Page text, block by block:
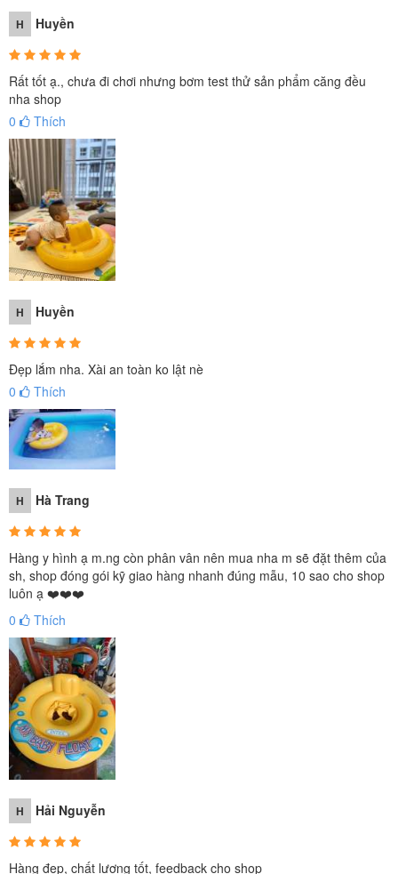
H Huyền
Rất tốt ạ., chưa đi chơi nhưng bơm test thử sản phẩm căng đều
nha shop
0
Thích
H Huyền
Đẹp lắm nha. Xài an toàn ko lật nè
0
Thích
H Hà Trang
Hàng y hình ạ m.ng còn phân vân nên mua nha m sẽ đặt thêm của
sh, shop đóng gói kỹ giao hàng nhanh đúng mẫu, 10 sao cho shop
luôn ạ ❤️❤️❤️
0
Thích
H Hải Nguyễn
Hàng đẹp, chất lượng tốt, feedback cho shop